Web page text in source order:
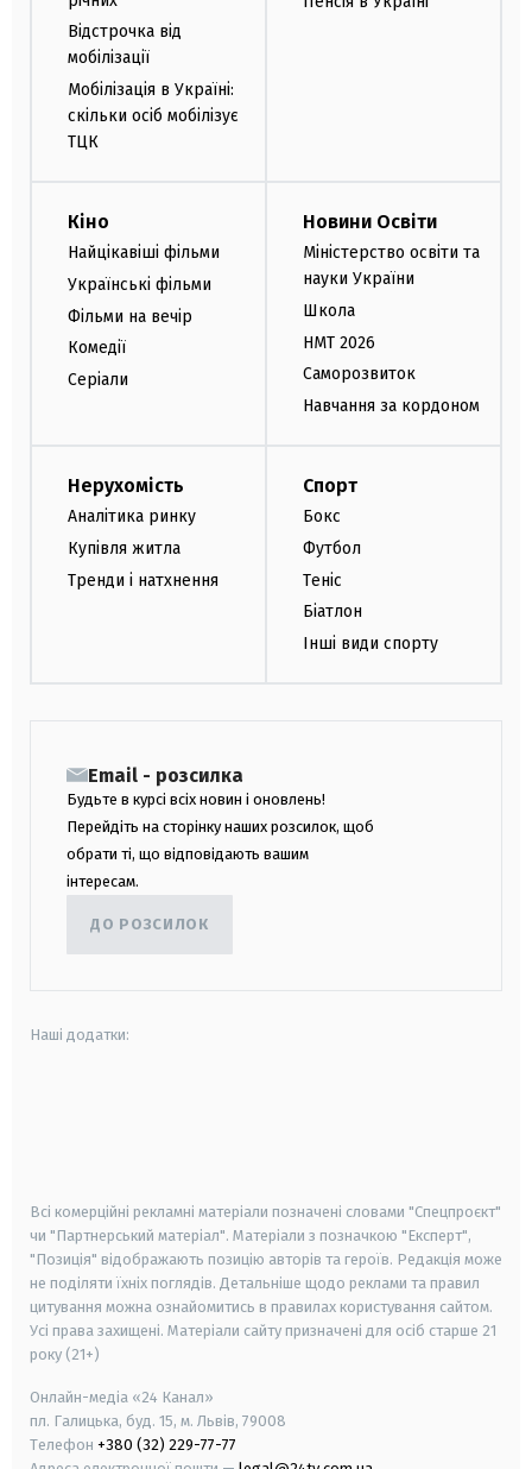
Відстрочка від
мобілізації
Мобілізація в Україні:
скільки осіб мобілізує
ТЦК
Кіно
Найцікавіші фільми
Українські фільми
Фільми на вечір
Комедії
Серіали
Новини Освіти
Міністерство освіти та
науки України
Школа
НМТ 2026
Саморозвиток
Навчання за кордоном
Нерухомість
Аналітика ринку
Купівля житла
Тренди і натхнення
Спорт
Бокс
Футбол
Теніс
Біатлон
Інші види спорту
Email - розсилка
Будьте в курсі всіх новин і оновлень!
Перейдіть на сторінку наших розсилок, щоб
обрати ті, що відповідають вашим
інтересам.
ДО РОЗСИЛОК
Наші додатки:
Всі комерційні рекламні матеріали позначені словами "Спецпроєкт"
чи "Партнерський матеріал". Матеріали з позначкою "Експерт",
"Позиція" відображають позицію авторів та героїв. Редакція може
не поділяти їхніх поглядів. Детальніше щодо реклами та правил
цитування можна ознайомитись в правилах користування сайтом.
Усі права захищені. Матеріали сайту призначені для осіб старше 21
року (21+)
Онлайн-медіа «24 Канал»
пл. Галицька, буд. 15, м. Львів, 79008
Телефон +380 (32) 229-77-77